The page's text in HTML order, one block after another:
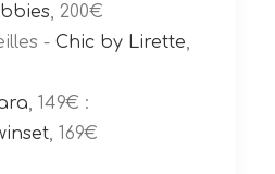
, 200€
- Chic by Lirette
, 149€ :
, 169€